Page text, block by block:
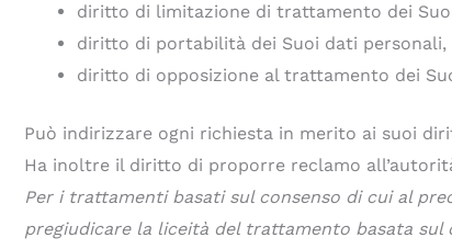
diritto di limitazione di trattamento dei
diritto di portabilità dei Suoi dati personali,
diritto di opposizione al trattamento dei
Può indirizzare ogni richiesta in merito ai suoi
Ha inoltre il diritto di proporre reclamo
Per i trattamenti basati sul consenso di cui al
pregiudicare la liceità del trattamento basata